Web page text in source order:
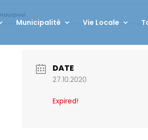
Municipalité Vie Locale
DATE
27.10.2020
Expired!